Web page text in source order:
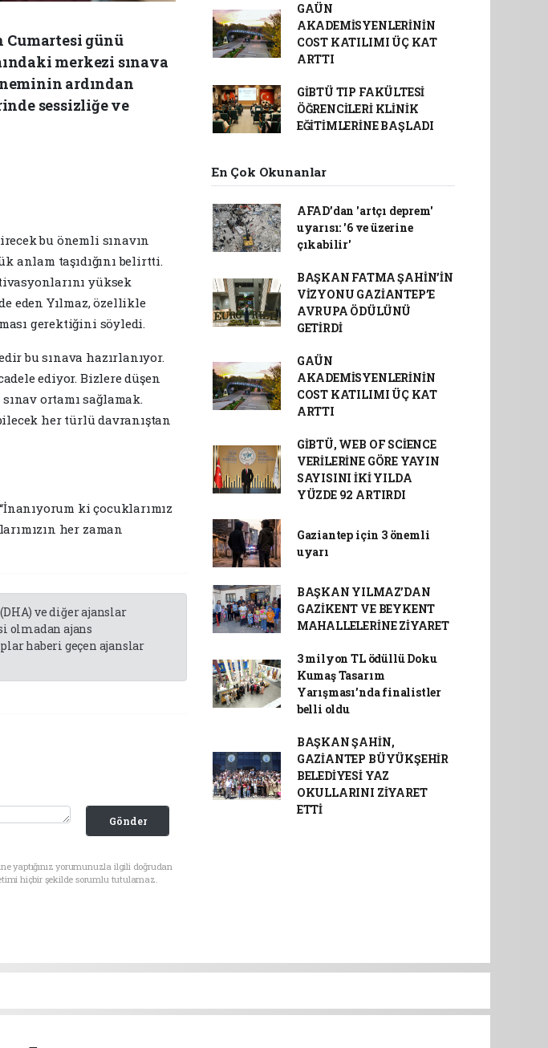
Cumartesi günü
merkezi sınava
ardından
sessizliğe ve
bu önemli sınavın
anlam taşıdığını belirtti.
yüksek
eden Yılmaz, özellikle
gerektiğini söyledi.
bu sınava hazırlanıyor.
ediyor. Bizlere düşen
ortamı sağlamak.
her türlü davranıştan
ki çocuklarımız
her zaman
ve diğer ajanslar
olmadan ajans
haberi geçen ajanslar
Gönder
yaptığınız yorumunuzla ilgili doğrudan
hiçbir şekilde sorumlu tutulamaz.
GAÜN
AKADEMİSYENLERİNİN
COST KATILIMI ÜÇ KAT
ARTTI
GİBTÜ TIP FAKÜLTESİ
ÖĞRENCİLERİ KLİNİK
EĞİTİMLERİNE BAŞLADI
En Çok Okunanlar
AFAD’dan 'artçı deprem'
uyarısı: '6 ve üzerine
çıkabilir'
BAŞKAN FATMA ŞAHİN’İN
VİZYONU GAZİANTEP’E
AVRUPA ÖDÜLÜNÜ
GETİRDİ
GAÜN
AKADEMİSYENLERİNİN
COST KATILIMI ÜÇ KAT
ARTTI
GİBTÜ, WEB OF SCİENCE
VERİLERİNE GÖRE YAYIN
SAYISINI İKİ YILDA
YÜZDE 92 ARTIRDI
Gaziantep için 3 önemli
uyarı
BAŞKAN YILMAZ’DAN
GAZİKENT VE BEYKENT
MAHALLELERİNE ZİYARET
3 milyon TL ödüllü Doku
Kumaş Tasarım
Yarışması’nda finalistler
belli oldu
BAŞKAN ŞAHİN,
GAZİANTEP BÜYÜKŞEHİR
BELEDİYESİ YAZ
OKULLARINI ZİYARET
ETTİ